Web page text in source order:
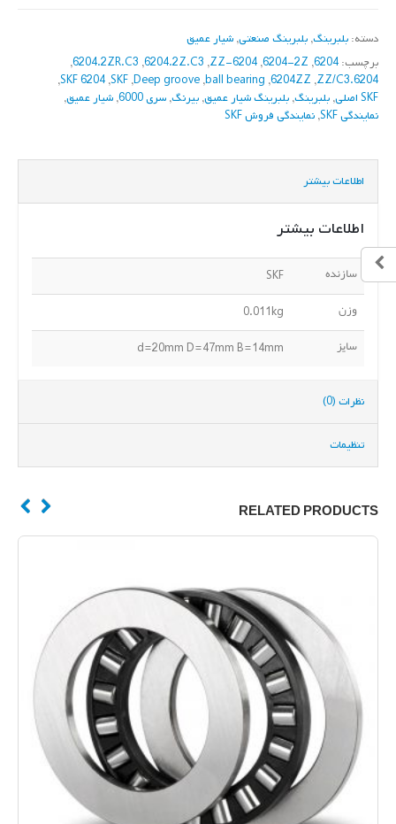
دسته: بلبرینگ, بلبرینگ صنعتی, شیار عمیق
برچسب: 6204
,
6204-2Z
,
6204-ZZ
,
6204.2Z.C3
,
6204.2ZR.C3
,
6204.ZZ/C3
,
6204ZZ
,
ball bearing
,
Deep groove
,
SKF
,
SKF 6204
,
SKF اصلی
, بلبرینگ, بلبرینگ شیار عمیق, بیرنگ, سری 6000 , شیار عمیق,
نمایندگی SKF
, نمایندگی فروش SKF
اطلاعات بیشتر
اطلاعات بیشتر
سازنده SKF
وزن 0.011kg
سایز d=20mm D=47mm B=14mm
نظرات (0)
تنظیمات
RELATED PRODUCTS